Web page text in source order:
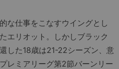
な仕事をこなすウイングとし
エリオット。しかしブラック
した18歳は21-22シーズン、意
レミアリーグ第2節バーンリー